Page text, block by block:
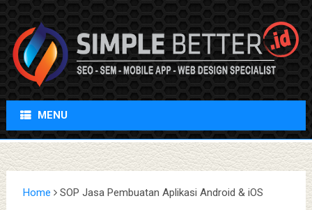
MENU
Home SOP Jasa Pembuatan Aplikasi Android & iOS